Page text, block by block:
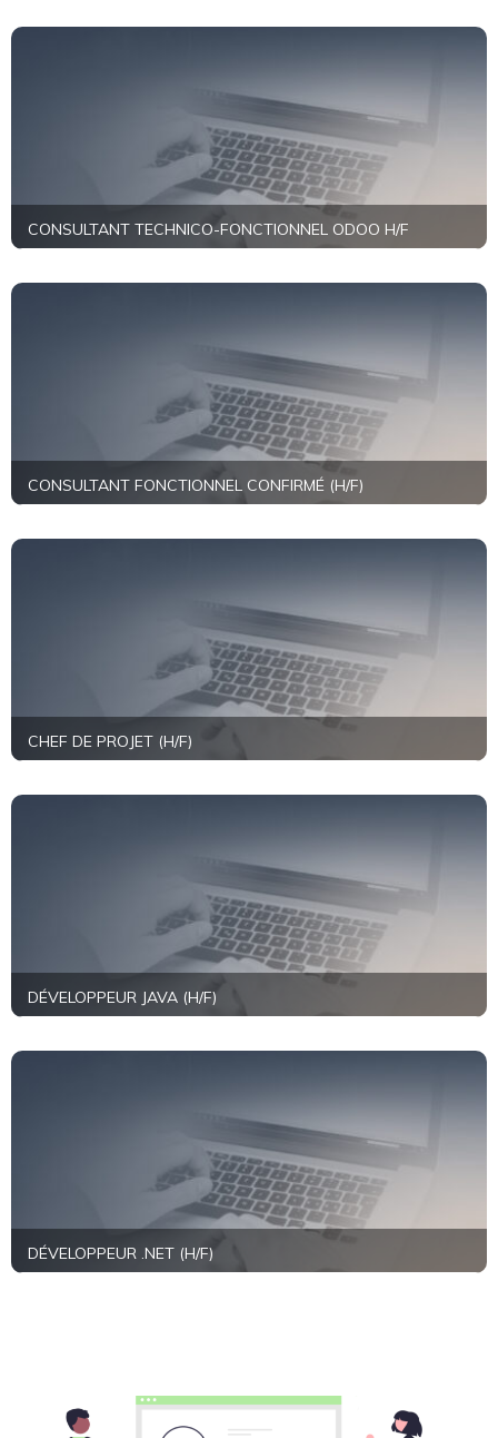
+
En savoir plus
CONSULTANT TECHNICO-FONCTIONNEL ODOO H/F
+
En savoir plus
CONSULTANT FONCTIONNEL CONFIRMÉ (H/F)
+
En savoir plus
CHEF DE PROJET (H/F)
+
En savoir plus
DÉVELOPPEUR JAVA (H/F)
+
En savoir plus
DÉVELOPPEUR .NET (H/F)